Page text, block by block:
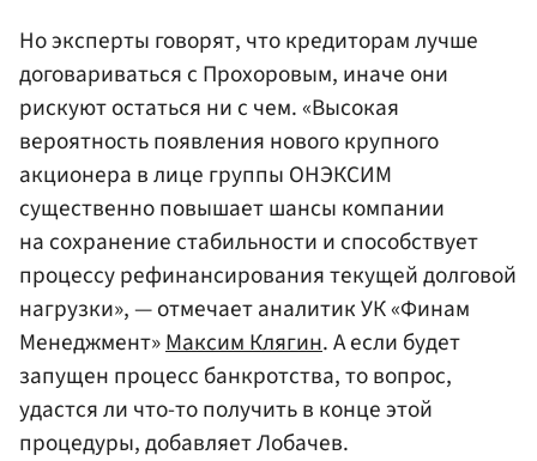
Но эксперты говорят, что кредиторам лучше
договариваться с Прохоровым, иначе они
рискуют остаться ни с чем. «Высокая
вероятность появления нового крупного
акционера в лице группы ОНЭКСИМ
существенно повышает шансы компании
на сохранение стабильности и способствует
процессу рефинансирования текущей долговой
нагрузки», — отмечает аналитик УК «Финам
Менеджмент»Максим Клягин. А если будет
запущен процесс банкротства, то вопрос,
удастся ли что-то получить в конце этой
процедуры, добавляет Лобачев.